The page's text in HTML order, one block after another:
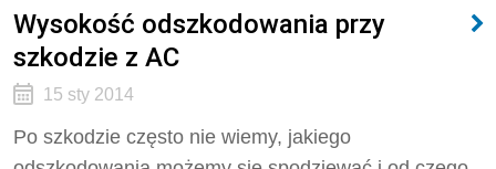
Wysokość odszkodowania przy
szkodzie z AC
15 sty 2014
Po szkodzie często nie wiemy, jakiego